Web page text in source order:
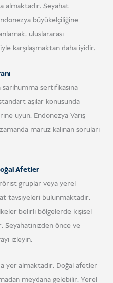
almaktadır. Seyahat
büyükelçiliğine
uluslararası
karşılaşmaktan daha iyidir.
sertifikasına
aşılar konusunda
uyun. Endonezya Varış
maruz kalınan soruları
Afetler
gruplar veya yerel
tavsiyeleri bulunmaktadır.
belirli bölgelerde kişisel
Seyahatinizden önce ve
izleyin.
yer almaktadır. Doğal afetler
meydana gelebilir. Yerel